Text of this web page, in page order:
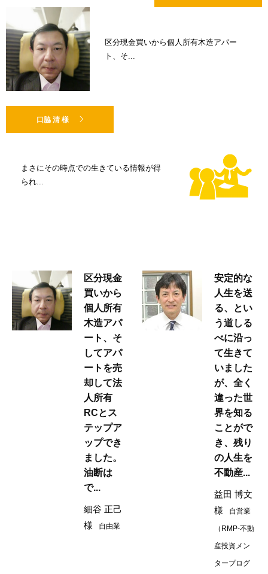
区分現金買いから個人所有木造アパー
ト、そ...
口脇 清 様
まさにその時点での生きている情報が得
られ...
区分現金
買いから
個人所有
木造アパ
ート、そ
してアパ
ートを売
却して法
人所有
RCとス
テップア
ップでき
ました。
油断は
で...
細谷 正己
様
自由業
安定的な
人生を送
る、とい
う道しる
べに沿っ
て生きて
いました
が、全く
違った世
界を知る
ことがで
き、残り
の人生を
不動産...
益田 博文
様
自営業
（RMP-不動
産投資メン
タープログ